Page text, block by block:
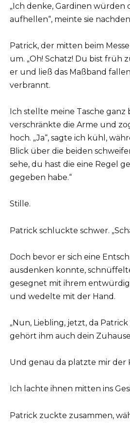
„Ich denke, Gardinen würden
aufhellen“, meinte sie
Patrick, der mitten beim
um. „Oh! Schatz! Du bist früh
er und ließ das Maßband
verbrannt.
Ich stellte meine Tasche ganz
verschränkte die Arme und
hoch. „Ja“, sagte ich kühl,
Blick über die beiden
sehe, du hast die eine Regel
gegeben habe.“
Stille.
Patrick schluckte schwer.
Doch bevor er sich eine
ausdenken konnte,
gesegnet mit ihrem
und wedelte mit der Hand.
„Nun, Liebling, jetzt, da
gehört ihm auch dein
Und genau da platzte mir der
Ich lachte ihnen mitten ins
Patrick zuckte zusammen,